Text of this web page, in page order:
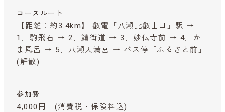
コースルート
【距離：約3.4km】 叡電「八瀬比叡山口」駅 →
1．駒飛石 → 2．鯖街道 → 3．妙伝寺前 → 4．か
ま風呂 → 5．八瀬天満宮 → バス停「ふるさと前」
(解散)
参加費
4,000円 (消費税・保険料込)